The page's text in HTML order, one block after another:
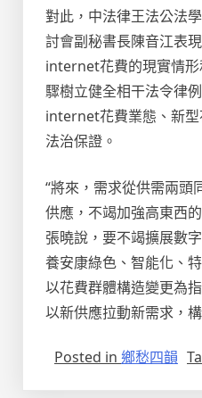
對此，中法律王法公法
討會副秘書長陳音江表
internet花費的現實情
驟樹立健全相干法令律
internet花費業態、新
法治保證。
“將來，需求從供需兩頭
供應，不竭加強高東西
張曉說，要不竭擴展數
養安康綠色、智能化、
以花費群體構造變更為
以新供應拉動新需求，
Posted in 鄉愁四韻